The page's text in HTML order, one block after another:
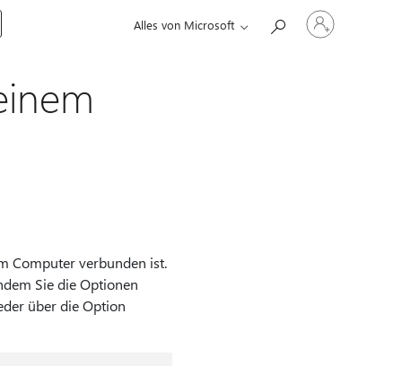
Alles von Microsoft
Bei
Ihrem
Konto
Computer verbunden ist.
Sie die Optionen
über die Option